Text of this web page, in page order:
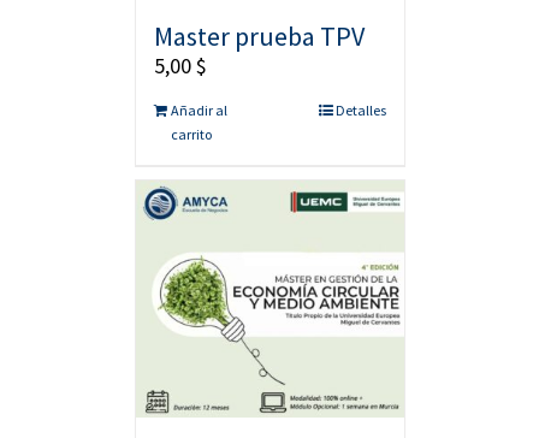
Master prueba TPV
5,00$
Añadir al
carrito
Detalles